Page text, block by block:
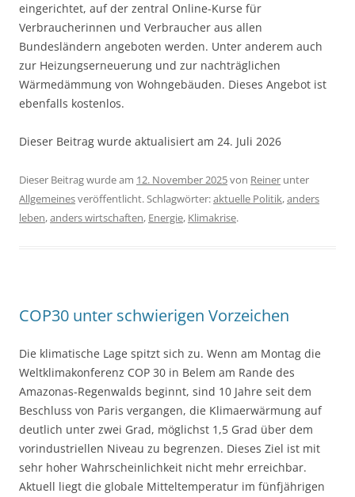
eingerichtet, auf der zentral Online-Kurse für
Verbraucherinnen und Verbraucher aus allen
Bundesländern angeboten werden. Unter anderem auch
zur Heizungserneuerung und zur nachträglichen
Wärmedämmung von Wohngebäuden. Dieses Angebot ist
ebenfalls kostenlos.
Dieser Beitrag wurde aktualisiert am 24. Juli 2026
Dieser Beitrag wurde am 12. November 2025von Reiner unter
Allgemeinesveröffentlicht. Schlagwörter:aktuelle Politik,anders
leben,anders wirtschaften, Energie, Klimakrise.
COP30 unter schwierigen Vorzeichen
Die klimatische Lage spitzt sich zu. Wenn am Montag die
Weltklimakonferenz COP 30 in Belem am Rande des
Amazonas-Regenwalds beginnt, sind 10 Jahre seit dem
Beschluss von Paris vergangen, die Klimaerwärmung auf
deutlich unter zwei Grad, möglichst 1,5 Grad über dem
vorindustriellen Niveau zu begrenzen. Dieses Ziel ist mit
sehr hoher Wahrscheinlichkeit nicht mehr erreichbar.
Aktuell liegt die globale Mitteltemperatur im fünfjährigen